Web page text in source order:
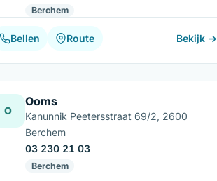
Berchem
Bellen Route Bekijk →
O
Ooms
Kanunnik Peetersstraat 69/2, 2600
Berchem
03 230 21 03
Berchem